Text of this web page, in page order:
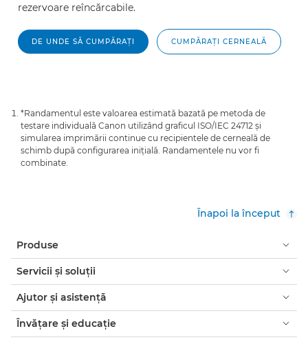
rezervoare reîncărcabile.
DE UNDE SĂ CUMPĂRAŢI CUMPĂRAŢI CERNEALĂ
*Randamentul este valoarea estimată bazată pe metoda de
testare individuală Canon utilizând graficul ISO/IEC 24712 şi
simularea imprimării continue cu recipientele de cerneală de
schimb după configurarea iniţială. Randamentele nu vor fi
combinate.
Înapoi la început
Produse
Servicii şi soluţii
Ajutor şi asistenţă
Învăţare şi educaţie